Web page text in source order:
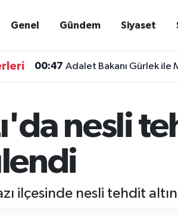
Genel Gündem Siyaset
00:47 Adalet Bakanı Gürlek ile
nesli
ilçesinde nesli tehdit